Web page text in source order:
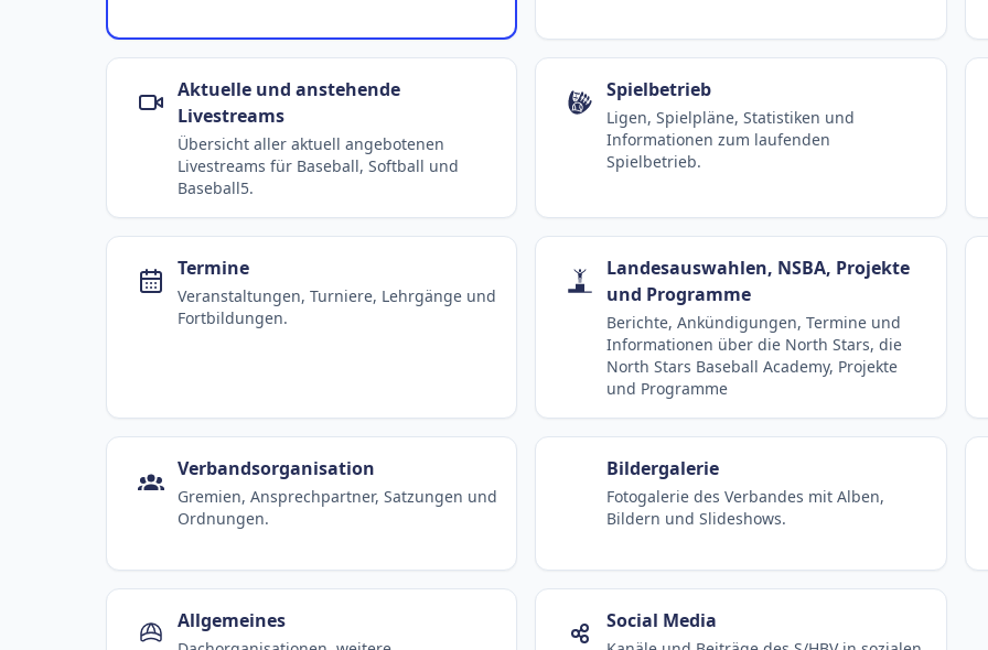
Aktuelle und anstehende
Livestreams
Übersicht aller aktuell angebotenen
Livestreams für Baseball, Softball und
Baseball5.
Spielbetrieb
Ligen, Spielpläne, Statistiken und
Informationen zum laufenden
Spielbetrieb.
Termine
Veranstaltungen, Turniere, Lehrgänge und
Fortbildungen.
Landesauswahlen, NSBA, Projekte
und Programme
Berichte, Ankündigungen, Termine und
Informationen über die North Stars, die
North Stars Baseball Academy, Projekte
und Programme
Verbandsorganisation
Gremien, Ansprechpartner, Satzungen und
Ordnungen.
Bildergalerie
Fotogalerie des Verbandes mit Alben,
Bildern und Slideshows.
Allgemeines Social Media